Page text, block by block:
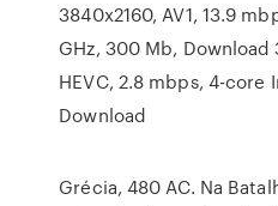
3840x2160, AV1, 13.9
GHz, 300 Mb, Download
HEVC, 2.8 mbps, 4-core
Download
Grécia, 480 AC. Na